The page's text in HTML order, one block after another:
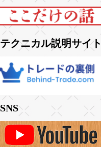
テクニカル説明サイト
SNS